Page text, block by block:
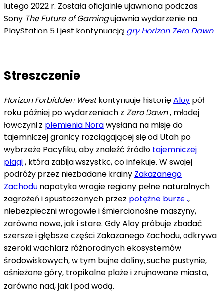
lutego 2022 r. Została oficjalnie ujawniona podczas
Sony The Future of Gamingujawnia wydarzenie na
PlayStation 5 i jest kontynuacją gry Horizon Zero Dawn.
Streszczenie
Horizon Forbidden Westkontynuuje historięAloy pół
roku później po wydarzeniach z Zero Dawn, młodej
łowczyni z plemienia Norawysłana na misję do
tajemniczej granicy rozciągającej się od Utah po
wybrzeże Pacyfiku, aby znaleźć źródło tajemniczej
plagi, która zabija wszystko, co infekuje. W swojej
podróży przez niezbadane krainy Zakazanego
Zachodu napotyka wrogie regiony pełne naturalnych
zagrożeń i spustoszonych przez potężne burze .,
niebezpieczni wrogowie i śmiercionośne maszyny,
zarówno nowe, jak i stare. Gdy Aloy próbuje zbadać
szersze i głębsze części Zakazanego Zachodu, odkrywa
szeroki wachlarz różnorodnych ekosystemów
środowiskowych, w tym bujne doliny, suche pustynie,
ośnieżone góry, tropikalne plaże i zrujnowane miasta,
zarówno nad, jak i pod wodą.